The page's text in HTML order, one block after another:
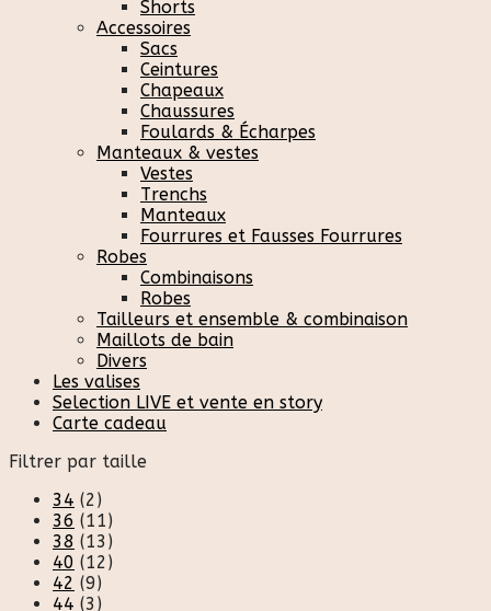
Shorts
Accessoires
Sacs
Ceintures
Chapeaux
Chaussures
Foulards & Écharpes
Manteaux & vestes
Vestes
Trenchs
Manteaux
Fourrures et Fausses Fourrures
Robes
Combinaisons
Robes
Tailleurs et ensemble & combinaison
Maillots de bain
Divers
Les valises
Selection LIVE et vente en story
Carte cadeau
Filtrer par taille
34 (2)
36 (11)
38 (13)
40 (12)
42 (9)
44 (3)